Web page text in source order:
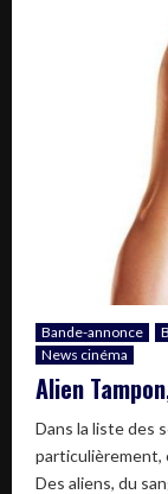
Bande-annonce
News cinéma
Alien
Dans la liste des
particulièrement,
Des aliens, du